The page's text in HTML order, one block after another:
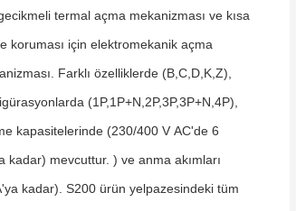
termal açma mekanizması ve kısa
koruması için elektromekanik açma
Farklı özelliklerde (B,C,D,K,Z),
(1P,1P+N,2P,3P,3P+N,4P),
kapasitelerinde (230/400 V AC'de 6
kadar) mevcuttur. ) ve anma akımları
kadar). S200 ürün yelpazesindeki tüm